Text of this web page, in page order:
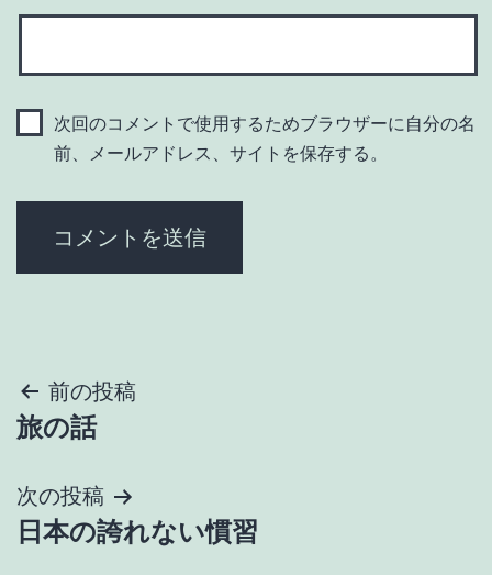
次回のコメントで使用するためブラウザーに自分の名
前、メールアドレス、サイトを保存する。
投
稿
ナ
ビ
前の投稿
旅の話
次の投稿
日本の誇れない慣習